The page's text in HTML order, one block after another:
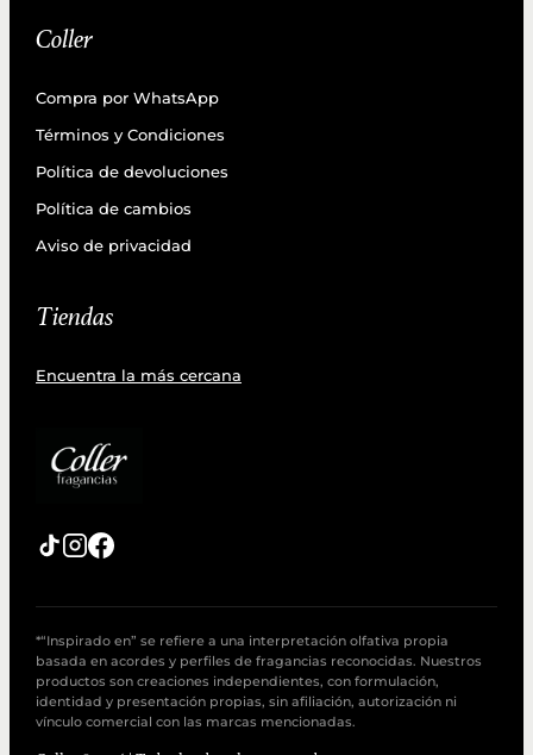
Coller
Compra por WhatsApp
Términos y Condiciones
Política de devoluciones
Política de cambios
Aviso de privacidad
Tiendas
Encuentra la más cercana
*“Inspirado en” se refiere a una interpretación olfativa propia
basada en acordes y perfiles de fragancias reconocidas. Nuestros
productos son creaciones independientes, con formulación,
identidad y presentación propias, sin afiliación, autorización ni
vínculo comercial con las marcas mencionadas.